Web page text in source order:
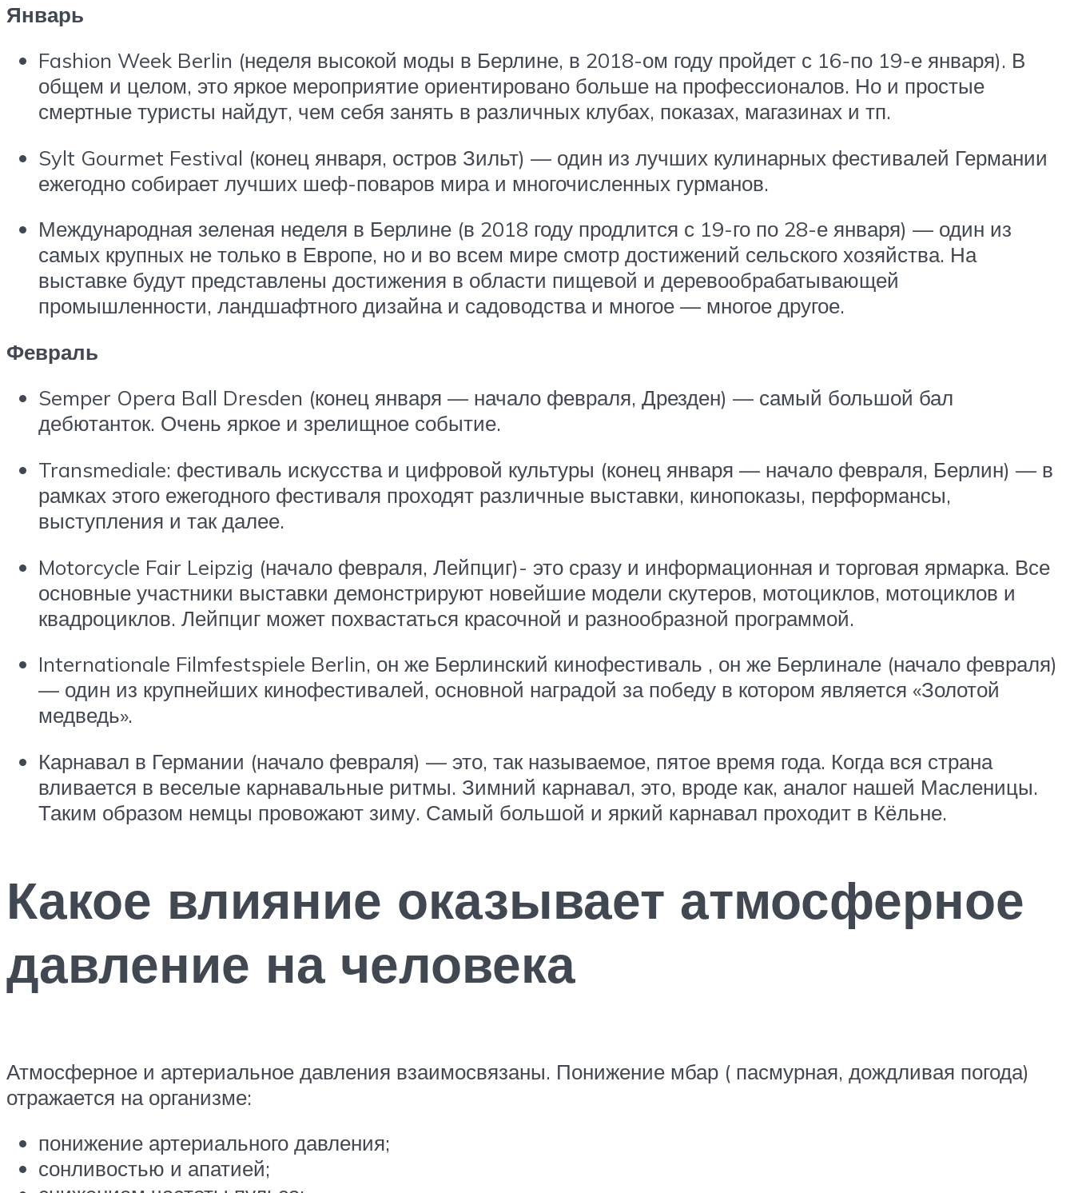
Январь
Fashion Week Berlin (неделя высокой моды в Берлине, в 2018-ом году пройдет с 16-по 19-е января). В
общем и целом, это яркое мероприятие ориентировано больше на профессионалов. Но и простые
смертные туристы найдут, чем себя занять в различных клубах, показах, магазинах и тп.
Sylt Gourmet Festival (конец января, остров Зильт) — один из лучших кулинарных фестивалей Германии
ежегодно собирает лучших шеф-поваров мира и многочисленных гурманов.
Международная зеленая неделя в Берлине (в 2018 году продлится с 19-го по 28-е января) — один из
самых крупных не только в Европе, но и во всем мире смотр достижений сельского хозяйства. На
выставке будут представлены достижения в области пищевой и деревообрабатывающей
промышленности, ландшафтного дизайна и садоводства и многое — многое другое.
Февраль
Semper Opera Ball Dresden (конец января — начало февраля, Дрезден) — самый большой бал
дебютанток. Очень яркое и зрелищное событие.
Transmediale: фестиваль искусства и цифровой культуры (конец января — начало февраля, Берлин) — в
рамках этого ежегодного фестиваля проходят различные выставки, кинопоказы, перформансы,
выступления и так далее.
Motorcycle Fair Leipzig (начало февраля, Лейпциг)- это сразу и информационная и торговая ярмарка. Все
основные участники выставки демонстрируют новейшие модели скутеров, мотоциклов, мотоциклов и
квадроциклов. Лейпциг может похвастаться красочной и разнообразной программой.
Internationale Filmfestspiele Berlin, он же Берлинский кинофестиваль , он же Берлинале (начало февраля)
— один из крупнейших кинофестивалей, основной наградой за победу в котором является «Золотой
медведь».
Карнавал в Германии (начало февраля) — это, так называемое, пятое время года. Когда вся страна
вливается в веселые карнавальные ритмы. Зимний карнавал, это, вроде как, аналог нашей Масленицы.
Таким образом немцы провожают зиму. Самый большой и яркий карнавал проходит в Кёльне.
Какое влияние оказывает атмосферное
давление на человека
Атмосферное и артериальное давления взаимосвязаны. Понижение мбар ( пасмурная, дождливая погода)
отражается на организме:
понижение артериального давления;
сонливостью и апатией;